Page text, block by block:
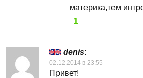
материка,тем
1
denis:
02.12.2014 в 23:55
Привет!